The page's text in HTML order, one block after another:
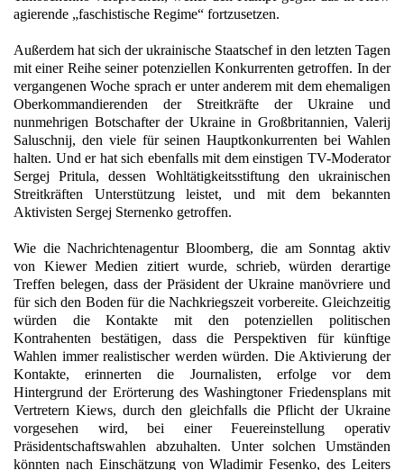
agierende „faschistische Regime“ fortzusetzen.
Außerdem hat sich der ukrainische Staatschef in den letzten Tagen
mit einer Reihe seiner potenziellen Konkurrenten getroffen. In der
vergangenen Woche sprach er unter anderem mit dem ehemaligen
Oberkommandierenden der Streitkräfte der Ukraine und
nunmehrigen Botschafter der Ukraine in Großbritannien, Valerij
Saluschnij, den viele für seinen Hauptkonkurrenten bei Wahlen
halten. Und er hat sich ebenfalls mit dem einstigen TV-Moderator
Sergej Pritula, dessen Wohltätigkeitsstiftung den ukrainischen
Streitkräften Unterstützung leistet, und mit dem bekannten
Aktivisten Sergej Sternenko getroffen.
Wie die Nachrichtenagentur Bloomberg, die am Sonntag aktiv
von Kiewer Medien zitiert wurde, schrieb, würden derartige
Treffen belegen, dass der Präsident der Ukraine manövriere und
für sich den Boden für die Nachkriegszeit vorbereite. Gleichzeitig
würden die Kontakte mit den potenziellen politischen
Kontrahenten bestätigen, dass die Perspektiven für künftige
Wahlen immer realistischer werden würden. Die Aktivierung der
Kontakte, erinnerten die Journalisten, erfolge vor dem
Hintergrund der Erörterung des Washingtoner Friedensplans mit
Vertretern Kiews, durch den gleichfalls die Pflicht der Ukraine
vorgesehen wird, bei einer Feuereinstellung operativ
Präsidentschaftswahlen abzuhalten. Unter solchen Umständen
könnten nach Einschätzung von Wladimir Fesenko, des Leiters